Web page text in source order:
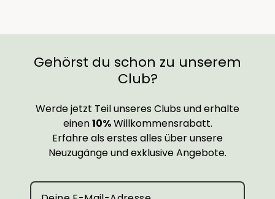
Gehörst du schon zu unserem
Club?
Werde jetzt Teil unseres Clubs und erhalte
einen10%Willkommensrabatt.
Erfahre als erstes alles über unsere
Neuzugänge und exklusive Angebote.